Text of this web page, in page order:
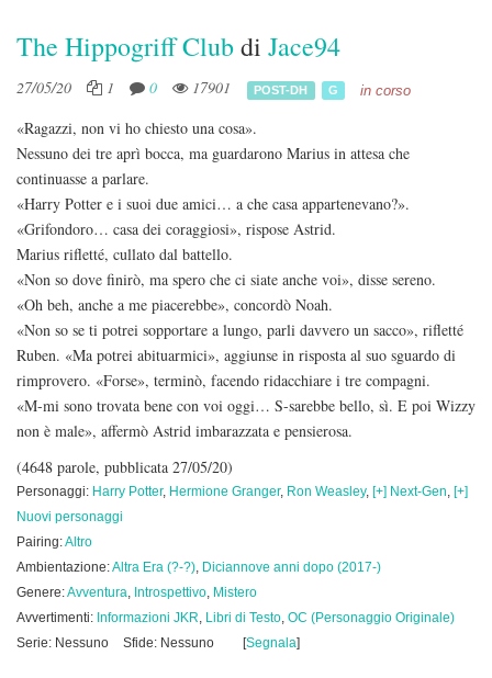
The Hippogriff Clubdi Jace94
27/05/20 1 0 17901 POST-DH G in corso
«Ragazzi, non vi ho chiesto una cosa».
Nessuno dei tre aprì bocca, ma guardarono Marius in attesa che
continuasse a parlare.
«Harry Potter e i suoi due amici… a che casa appartenevano?».
«Grifondoro… casa dei coraggiosi», rispose Astrid.
Marius rifletté, cullato dal battello.
«Non so dove finirò, ma spero che ci siate anche voi», disse sereno.
«Oh beh, anche a me piacerebbe», concordò Noah.
«Non so se ti potrei sopportare a lungo, parli davvero un sacco», rifletté
Ruben. «Ma potrei abituarmici», aggiunse in risposta al suo sguardo di
rimprovero. «Forse», terminò, facendo ridacchiare i tre compagni.
«M-mi sono trovata bene con voi oggi… S-sarebbe bello, sì. E poi Wizzy
non è male», affermò Astrid imbarazzata e pensierosa.
(4648 parole, pubblicata 27/05/20)
Personaggi: Harry Potter, Hermione Granger, Ron Weasley, [+] Next-Gen, [+]
Nuovi personaggi
Pairing:Altro
Ambientazione:Altra Era (?-?), Diciannove anni dopo (2017-)
Genere:Avventura, Introspettivo, Mistero
Avvertimenti: Informazioni JKR, Libri di Testo, OC (Personaggio Originale)
Serie: Nessuno
Sfide: Nessuno [Segnala]